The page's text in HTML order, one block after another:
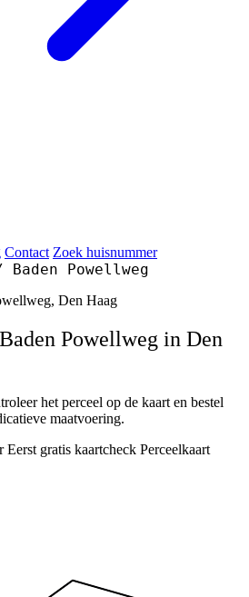
Contact Zoek huisnummer
Baden Powellweg
Den Haag
Powellweg in Den
het perceel op de kaart en bestel
maatvoering.
Eerst gratis kaartcheck Perceelkaart